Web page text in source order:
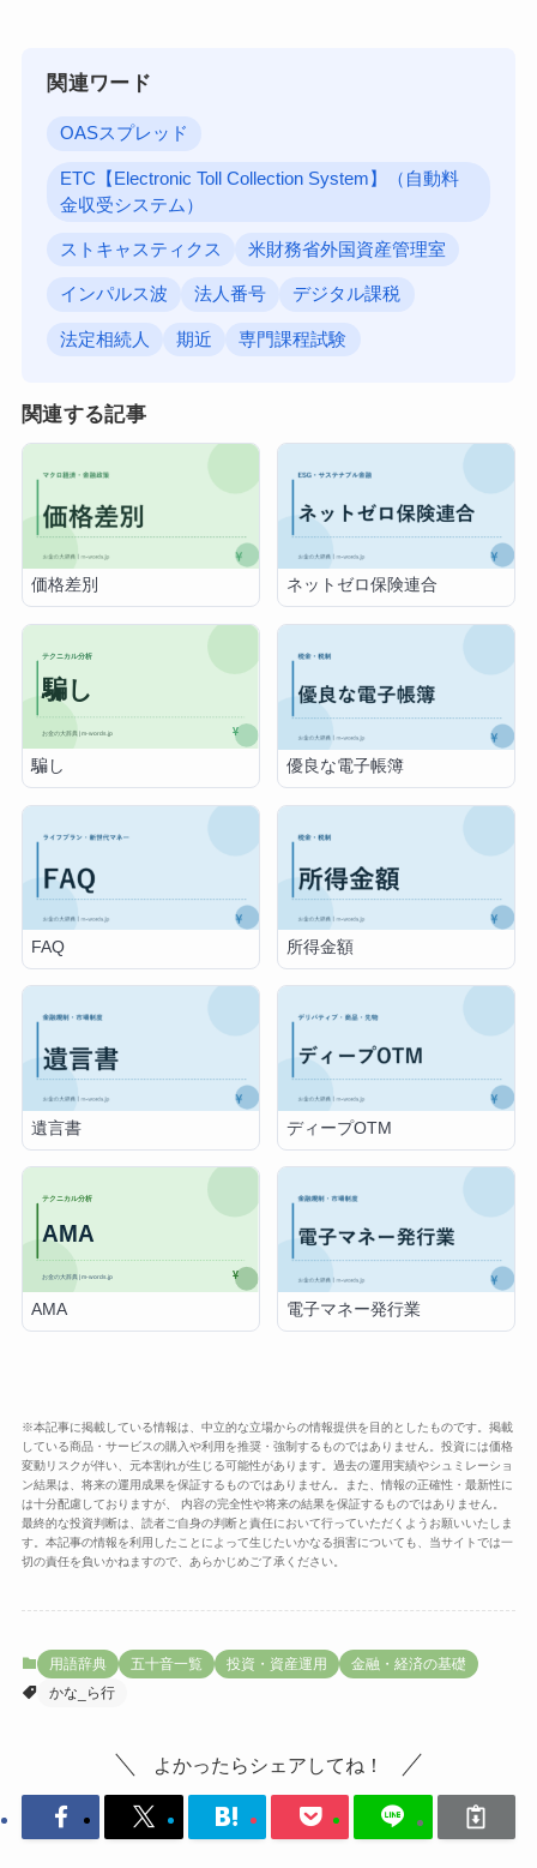
関連ワード
OASスプレッド
ETC【Electronic Toll Collection System】（自動料
金収受システム）
ストキャスティクス 米財務省外国資産管理室
インパルス波 法人番号 デジタル課税
法定相続人 期近 専門課程試験
関連する記事
価格差別 ネットゼロ保険連合
騙し 優良な電子帳簿
FAQ 所得金額
遺言書 ディープOTM
AMA 電子マネー発行業
※本記事に掲載している情報は、中立的な立場からの情報提供を目的としたものです。掲載
している商品・サービスの購入や利用を推奨・強制するものではありません。投資には価格
変動リスクが伴い、元本割れが生じる可能性があります。過去の運用実績やシュミレーショ
ン結果は、将来の運用成果を保証するものではありません。また、情報の正確性・最新性に
は十分配慮しておりますが、 内容の完全性や将来の結果を保証するものではありません。
最終的な投資判断は、読者ご自身の判断と責任において行っていただくようお願いいたしま
す。本記事の情報を利用したことによって生じたいかなる損害についても、当サイトでは一
切の責任を負いかねますので、あらかじめご了承ください。
用語辞典 五十音一覧 投資・資産運用
金融・経済の基礎
かな_ら行
よかったらシェアしてね！